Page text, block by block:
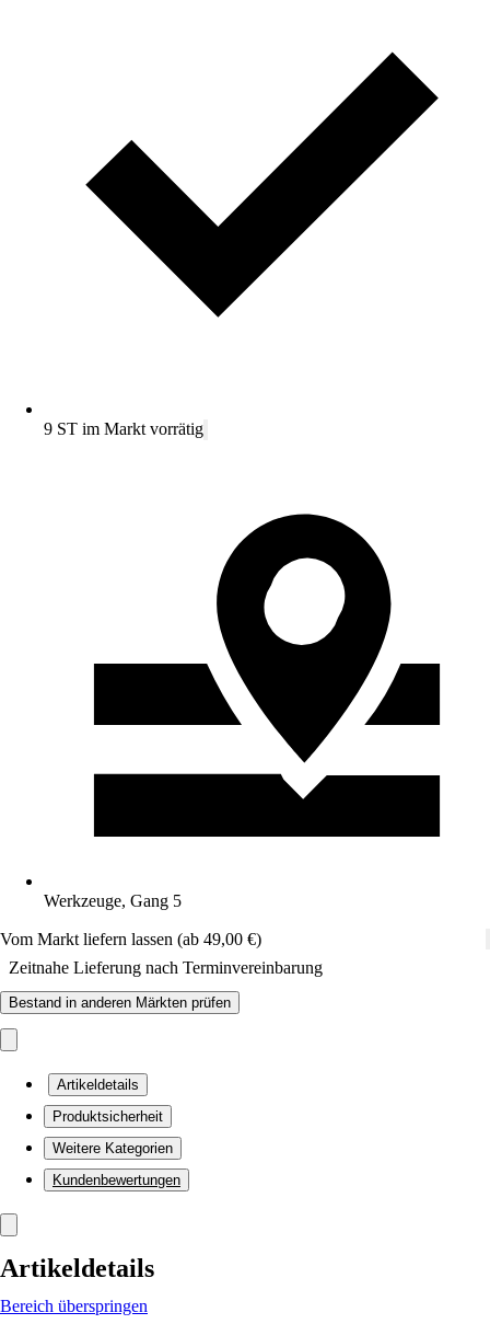
9 ST im Markt vorrätig
Werkzeuge, Gang 5
Vom Markt liefern lassen (ab 49,00 €)
Zeitnahe Lieferung nach Terminvereinbarung
Bestand in anderen Märkten prüfen
Artikeldetails
Produktsicherheit
Weitere Kategorien
Kundenbewertungen
Artikeldetails
Bereich überspringen